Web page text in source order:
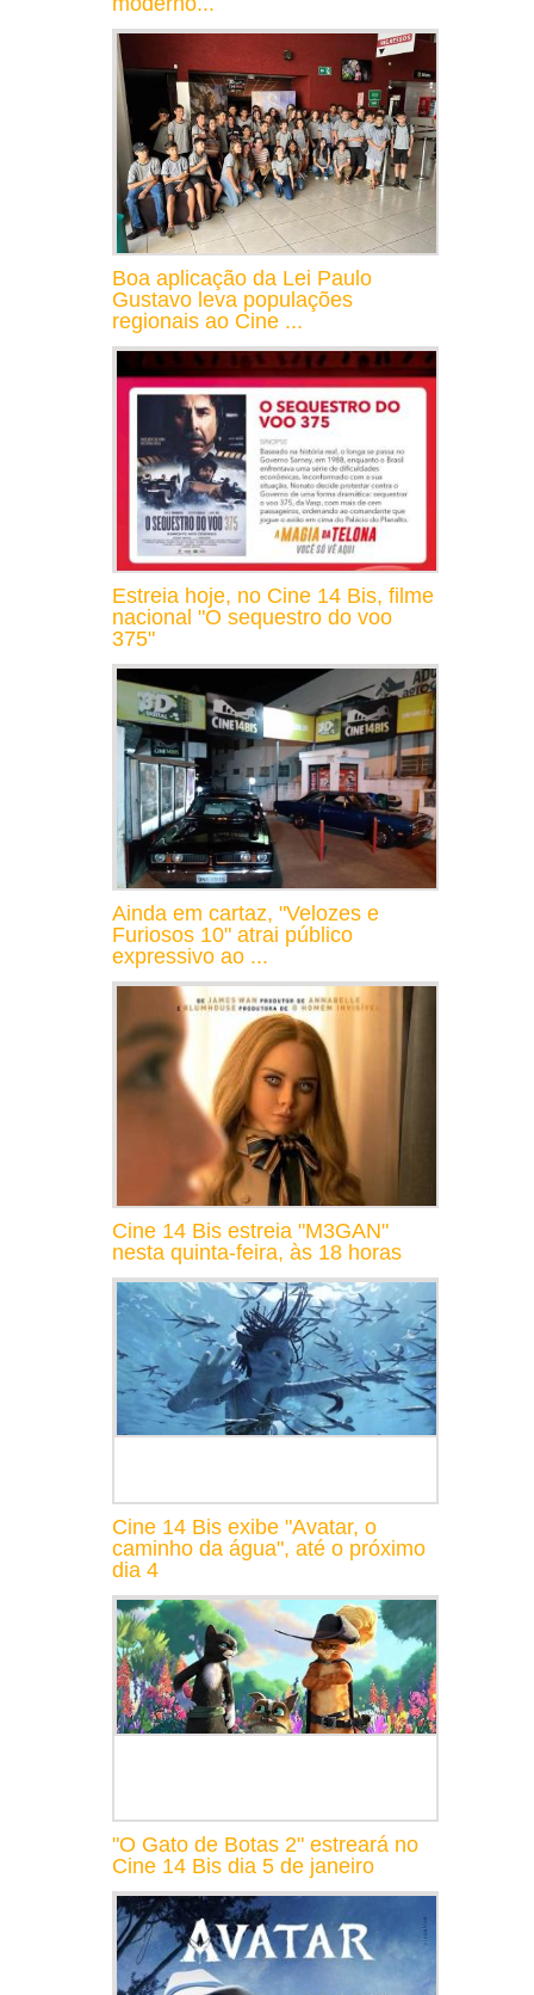
Boa aplicação da Lei Paulo
Gustavo leva populações
regionais ao Cine ...
Estreia hoje, no Cine 14 Bis, filme
nacional "O sequestro do voo
375"
Ainda em cartaz, "Velozes e
Furiosos 10" atrai público
expressivo ao ...
Cine 14 Bis estreia "M3GAN"
nesta quinta-feira, às 18 horas
Cine 14 Bis exibe "Avatar, o
caminho da água", até o próximo
dia 4
"O Gato de Botas 2" estreará no
Cine 14 Bis dia 5 de janeiro